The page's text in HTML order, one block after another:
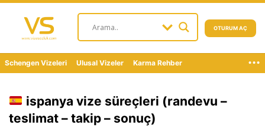
OTURUM AÇ
Schengen Vizeleri Ulusal Vizeler Karma Rehber ...
ispanya vize süreçleri (randevu –
teslimat – takip – sonuç)